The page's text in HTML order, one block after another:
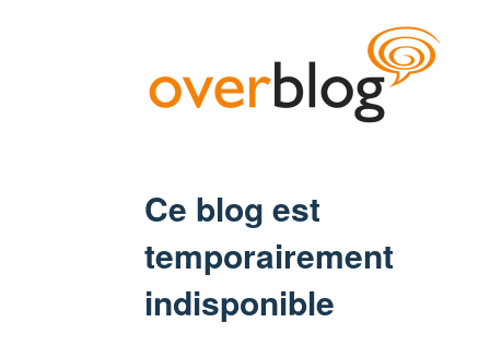
Ce blog est
temporairement
indisponible